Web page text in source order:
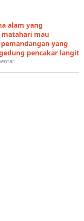
alam yang
mau
yang
pencakar langit